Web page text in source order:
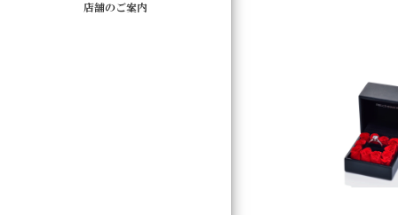
店舗のご案内